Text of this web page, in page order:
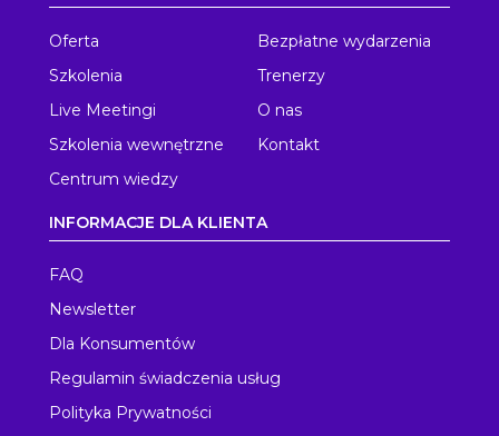
Oferta
Szkolenia
Live Meetingi
Szkolenia wewnętrzne
Centrum wiedzy
Bezpłatne wydarzenia
Trenerzy
O nas
Kontakt
INFORMACJE DLA KLIENTA
FAQ
Newsletter
Dla Konsumentów
Regulamin świadczenia usług
Polityka Prywatności